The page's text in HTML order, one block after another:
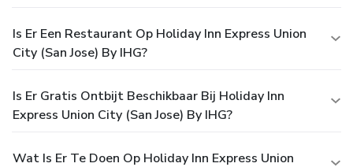
Is Er Een Restaurant Op Holiday Inn Express Union
City (San Jose) By IHG?
Is Er Gratis Ontbijt Beschikbaar Bij Holiday Inn
Express Union City (San Jose) By IHG?
Wat Is Er Te Doen Op Holiday Inn Express Union